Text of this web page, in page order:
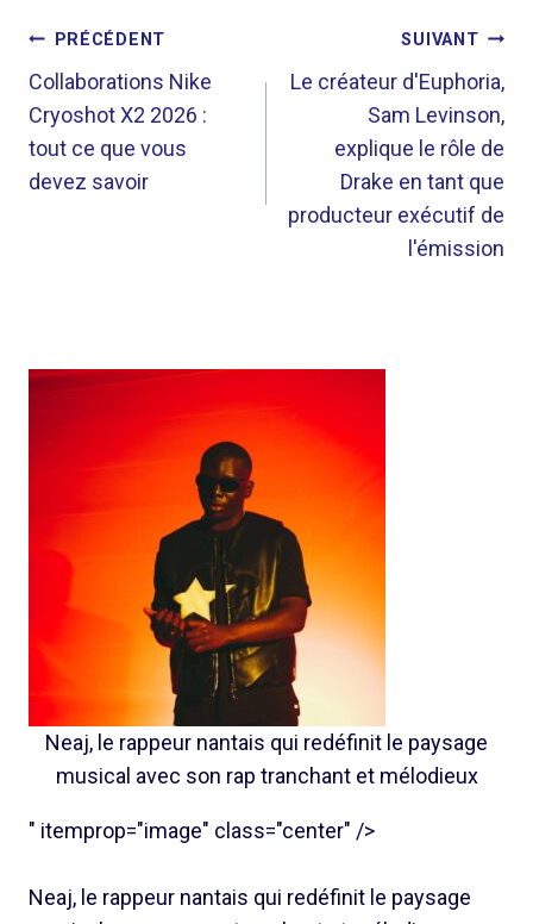
NAVIGATION
DE
L’ARTICLE
PRÉCÉDENT
Collaborations Nike
Cryoshot X2 2026 :
tout ce que vous
devez savoir
SUIVANT
Le créateur d'Euphoria,
Sam Levinson,
explique le rôle de
Drake en tant que
producteur exécutif de
l'émission
Neaj, le rappeur nantais qui redéfinit le paysage
musical avec son rap tranchant et mélodieux
" itemprop="image" class="center" />
Neaj, le rappeur nantais qui redéfinit le paysage